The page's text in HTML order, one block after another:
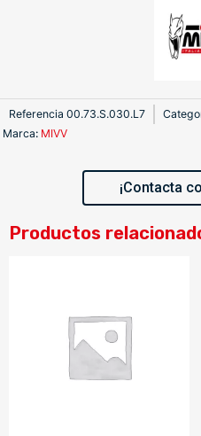
Referencia 00.73.S.030.L7
Marca: MIVV
¡Contacta
Productos